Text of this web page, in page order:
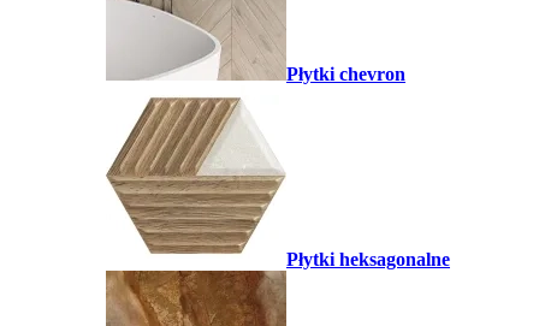
Płytki chevron
Płytki heksagonalne